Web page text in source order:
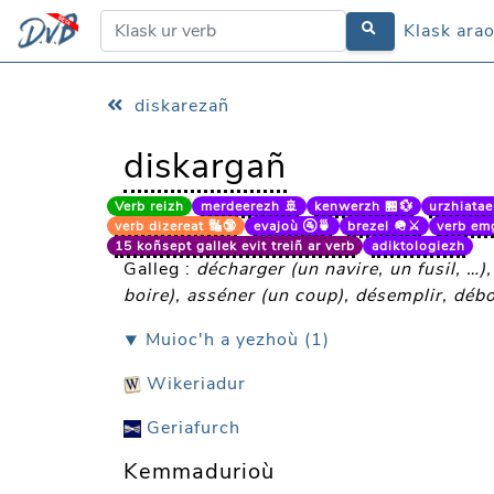
Klask
Klask
diskarezañ
diskargañ
Verb reizh merdeerezh 🚢 kenwerzh 🏪💱
verb dizereat 🔣🔞
evajoù 🚰🍵 brezel 🪖⚔️ verb
15 koñsept gallek evit treiñ ar verb
adiktologiezh
Galleg : décharger (un navire, un fusil,
boire), asséner (un coup), désemplir,
⯆ Muioc'h a yezhoù (1)
Wikeriadur
Geriafurch
Kemmadurioù